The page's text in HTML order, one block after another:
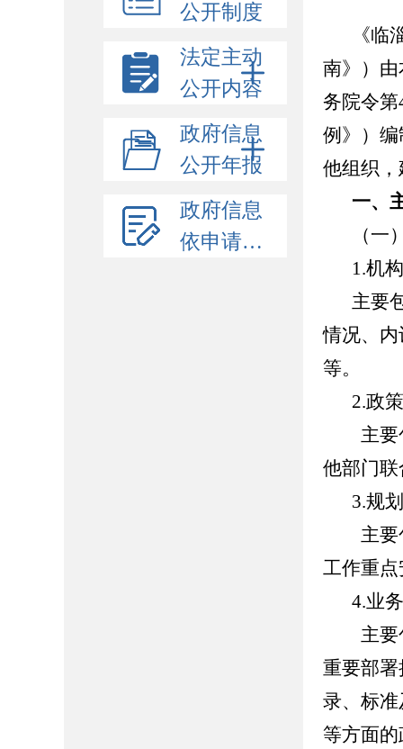
公开制度
法定主动
公开内容
政府信息
公开年报
政府信息
依申请公开
《
南》）
务院令
例》）
他组织
一、
（
1.机
主要
情况、
等。
2.政
主要包
他部门
3.规
主要包
工作重
4.业
主要包
重要部
录、标
等方面